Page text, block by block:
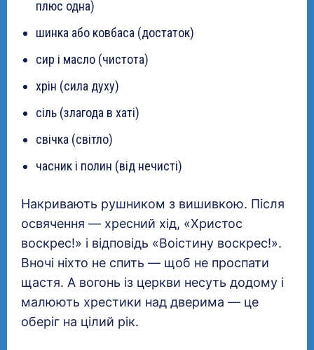
плюс одна)
шинка або ковбаса (достаток)
сир і масло (чистота)
хрін (сила духу)
сіль (злагода в хаті)
свічка (світло)
часник і полин (від нечисті)
Накривають рушником з вишивкою. Після
освячення — хресний хід, «Христос
воскрес!» і відповідь «Воістину воскрес!».
Вночі ніхто не спить — щоб не проспати
щастя. А вогонь із церкви несуть додому і
малюють хрестики над дверима — це
оберіг на цілий рік.